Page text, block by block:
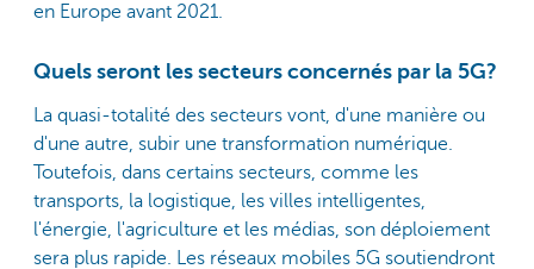
en Europe avant 2021.
Quels seront les secteurs concernés par la 5G?
La quasi-totalité des secteurs vont, d'une manière ou
d'une autre, subir une transformation numérique.
Toutefois, dans certains secteurs, comme les
transports, la logistique, les villes intelligentes,
l'énergie, l'agriculture et les médias, son déploiement
sera plus rapide. Les réseaux mobiles 5G soutiendront